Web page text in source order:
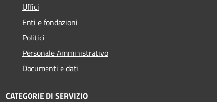
Uffici
Enti e fondazioni
Politici
Personale Amministrativo
Documenti e dati
CATEGORIE DI SERVIZIO